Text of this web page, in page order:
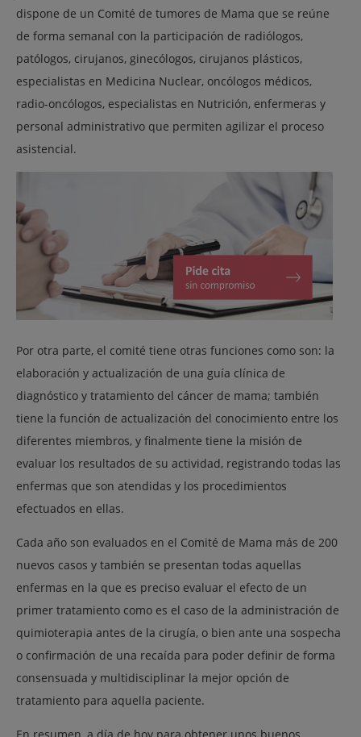
dispone de un Comité de tumores de Mama que se reúne
de forma semanal con la participación de radiólogos,
patólogos, cirujanos, ginecólogos, cirujanos plásticos,
especialistas en Medicina Nuclear, oncólogos médicos,
radio-oncólogos, especialistas en Nutrición, enfermeras y
personal administrativo que permiten agilizar el proceso
asistencial.
Por otra parte, el comité tiene otras funciones como son: la
elaboración y actualización de una guía clínica de
diagnóstico y tratamiento del cáncer de mama; también
tiene la función de actualización del conocimiento entre los
diferentes miembros, y finalmente tiene la misión de
evaluar los resultados de su actividad, registrando todas las
enfermas que son atendidas y los procedimientos
efectuados en ellas.
Cada año son evaluados en el Comité de Mama más de 200
nuevos casos y también se presentan todas aquellas
enfermas en la que es preciso evaluar el efecto de un
primer tratamiento como es el caso de la administración de
quimioterapia antes de la cirugía, o bien ante una sospecha
o confirmación de una recaída para poder definir de forma
consensuada y multidisciplinar la mejor opción de
tratamiento para aquella paciente.
En resumen, a día de hoy para obtener unos buenos